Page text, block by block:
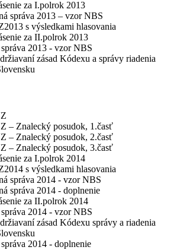
za I.polrok 2013
správa 2013 – vzor NBS
s výsledkami hlasovania
za II.polrok 2013
2013 - vzor NBS
zásad Kódexu a správy riadenia
– Znalecký posudok, 1.časť
– Znalecký posudok, 2.časť
– Znalecký posudok, 3.časť
za I.polrok 2014
s výsledkami hlasovania
správa 2014 - vzor NBS
správa 2014 - doplnenie
za II.polrok 2014
2014 - vzor NBS
zásad Kódexu správy a riadenia
2014 - doplnenie